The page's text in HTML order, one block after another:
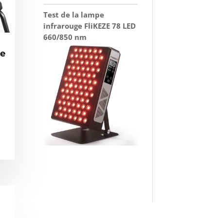
Test de la lampe
infrarouge FliKEZE 78 LED
660/850 nm